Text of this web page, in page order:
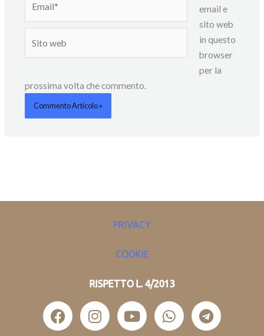
web
email e
sito web
in questo
browser
per la
prossima volta che commento.
PRIVACY
COOKIE
RISPETTO L. 4/2013
F
a
I
n
Y
o
W
h
T
e